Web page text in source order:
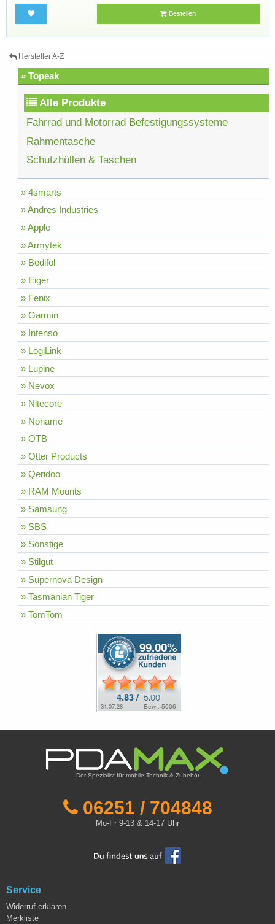
Bestellen
Hersteller A-Z
» Topeak
Alle Produkte
Fahrrad und Motorrad Befestigungssysteme
Rahmentasche
Schutzhüllen & Taschen
» 4smarts
» Andres Industries
» Apple
» Armytek
» Bedifol
» Eiger
» Fenix
» Garmin
» Intenso
» LogiLink
» Lupine
» Nevox
» Nitecore
» Noname
» OTB
» Otter Products
» Qeridoo
» RAM Mounts
» Samsung
» SBS
» Sonstige
» Stilgut
» Supernova Design
» Tasmanian Tiger
» TomTom
Der Spezialist für mobile Technik & Zubehör
06251 / 704848
Mo-Fr 9-13 & 14-17 Uhr
Service
Widerruf erklären
Merkliste